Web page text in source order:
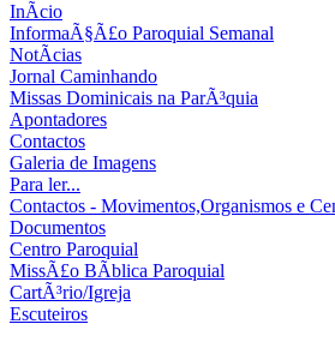
InÃ­cio
InformaÃ§Ã£o Paroquial Semanal
NotÃ­cias
Jornal Caminhando
Missas Dominicais na ParÃ³quia
Apontadores
Contactos
Galeria de Imagens
Para ler...
Contactos - Movimentos,Organismos e
Documentos
Centro Paroquial
MissÃ£o BÃ­blica Paroquial
CartÃ³rio/Igreja
Escuteiros